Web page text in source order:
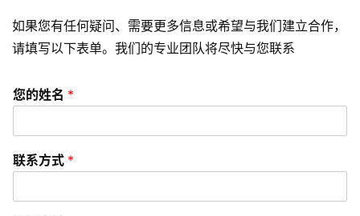
短
频
资
讯
分
如果您有任何疑问、需要更多信息或希望与我们建立合作，
请填写以下表单。我们的专业团队将尽快与您联系
您的姓名 *
联系方式 *